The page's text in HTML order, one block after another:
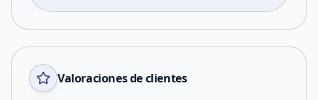
Valoraciones de clientes